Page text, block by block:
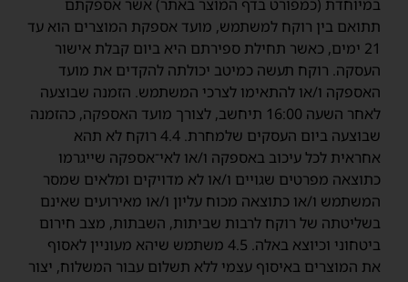
במיוחדת (כמפורט בדף המוצר באתר) אשר אספקתם
תתואם בין רוקח למשתמש, מועד אספקת המוצרים הוא עד
21 ימים, כאשר תחילת ספירתם היא ביום קבלת אישור
העסקה. רוקח תעשה כמיטב יכולתה להקדים את מועד
האספקה ו/או להתאימו לצרכי המשתמש. הזמנה שבוצעה
לאחר השעה 16:00 תיחשב, לצורך מועד האספקה, כהזמנה
שבוצעה ביום העסקים שלמחרת. 4.4 רוקח לא תהא
אחראית לכל עיכוב באספקה ו/או לאי־אספקה שייגרמו
כתוצאה מפרטים שגויים ו/או לא מדויקים ומלאים שמסר
המשתמש ו/או כתוצאה מכוח עליון ו/או מאירועים שאינם
בשליטתה של רוקח לרבות שביתות, השבתות, מצב חירום
ביטחוני וכיוצא באלה. 4.5 משתמש שיהא מעוניין לאסוף
את המוצרים באיסוף עצמי ללא תשלום עבור המשלוח, יצור